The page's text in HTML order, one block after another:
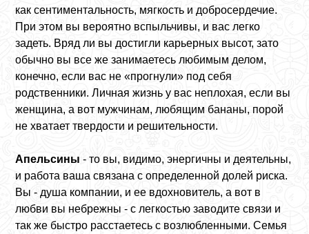
как сентиментальность, мягкость и добросердечие.
При этом вы вероятно вспыльчивы, и вас легко
задеть. Вряд ли вы достигли карьерных высот, зато
обычно вы все же занимаетесь любимым делом,
конечно, если вас не «прогнули» под себя
родственники. Личная жизнь у вас неплохая, если вы
женщина, а вот мужчинам, любящим бананы, порой
не хватает твердости и решительности.
Апельсины - то вы, видимо, энергичны и деятельны,
и работа ваша связана с определенной долей риска.
Вы - душа компании, и ее вдохновитель, а вот в
любви вы небрежны - с легкостью заводите связи и
так же быстро расстаетесь с возлюбленными. Семья